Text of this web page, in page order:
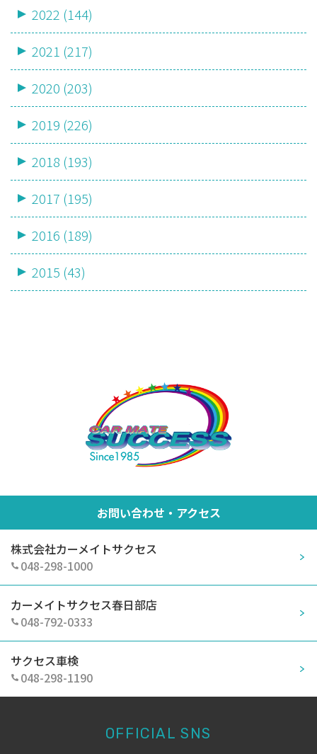
2022 (144)
2021 (217)
2020 (203)
2019 (226)
2018 (193)
2017 (195)
2016 (189)
2015 (43)
お問い合わせ・アクセス
株式会社カーメイトサクセス
048-298-1000
カーメイトサクセス春日部店
048-792-0333
サクセス車検
048-298-1190
OFFICIAL SNS